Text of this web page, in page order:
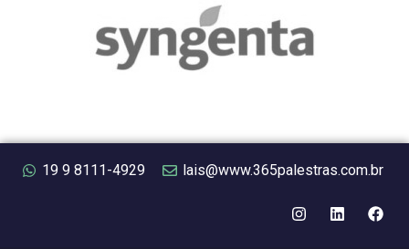
19 9 8111-4929 lais@www.365palestras.com.br